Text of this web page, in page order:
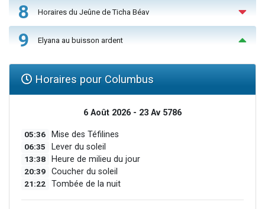
8 Horaires du Jeûne de Ticha Béav
9 Elyana au buisson ardent
Horaires pour Columbus
6 Août 2026 - 23 Av 5786
05:36 Mise des Téfilines
06:35 Lever du soleil
13:38 Heure de milieu du jour
20:39 Coucher du soleil
21:22 Tombée de la nuit